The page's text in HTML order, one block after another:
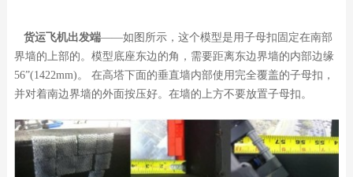
货运飞机出发端——如图所示，这个模型是用子母扣固定在南部
界墙的上部的。模型底座东边的角，需要距离东边界墙的内部边缘
56”(1422mm)。 在高塔下面的垂直墙内部使用完全覆盖的子母扣，
并对着南边界墙的外面按压好。在墙的上方不要放置子母扣。